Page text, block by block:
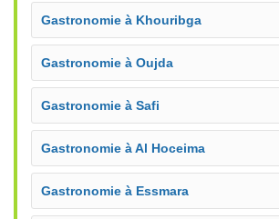
Gastronomie à Khouribga
Gastronomie à Oujda
Gastronomie à Safi
Gastronomie à Al Hoceima
Gastronomie à Essmara